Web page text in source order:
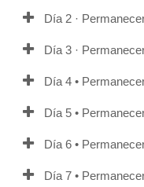
Día 2 ·
Día 3 ·
Día 4 •
Día 5 •
Día 6 •
Día 7 •